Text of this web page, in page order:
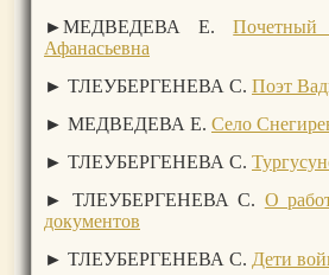
►МЕДВЕДЕВА Е.
Афанасьевна
► ТЛЕУБЕРГЕНЕВА С. Поэт
► МЕДВЕДЕВА Е. Село
► ТЛЕУБЕРГЕНЕВА С.
► ТЛЕУБЕРГЕНЕВА С. О
документов
► ТЛЕУБЕРГЕНЕВА С. Дети